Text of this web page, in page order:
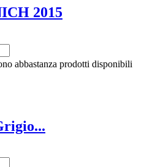
2015
abbastanza prodotti disponibili